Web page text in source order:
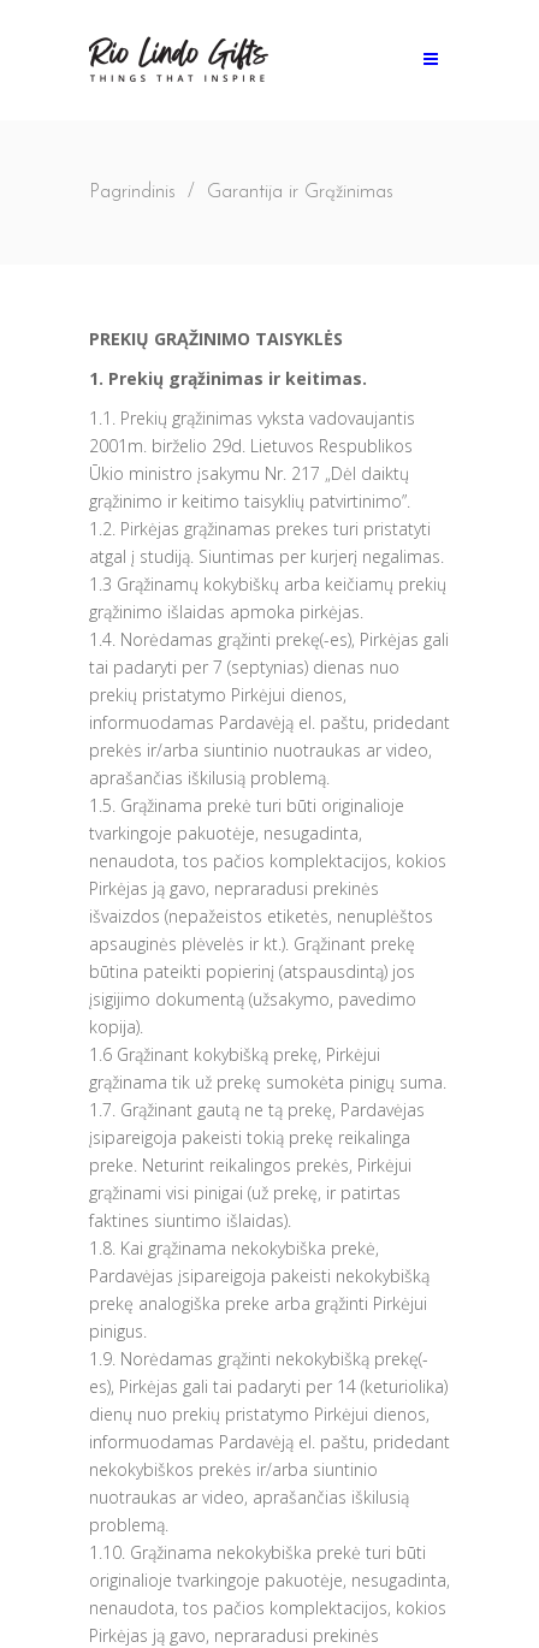
Pagrindinis / Garantija ir Grąžinimas
PREKIŲ GRĄŽINIMO TAISYKLĖS
1. Prekių grąžinimas ir keitimas.
1.1. Prekių grąžinimas vyksta vadovaujantis
2001m. birželio 29d. Lietuvos Respublikos
Ūkio ministro įsakymu Nr. 217 „Dėl daiktų
grąžinimo ir keitimo taisyklių patvirtinimo”.
1.2. Pirkėjas grąžinamas prekes turi pristatyti
atgal į studiją. Siuntimas per kurjerį negalimas.
1.3 Grąžinamų kokybiškų arba keičiamų prekių
grąžinimo išlaidas apmoka pirkėjas.
1.4. Norėdamas grąžinti prekę(-es), Pirkėjas gali
tai padaryti per 7 (septynias) dienas nuo
prekių pristatymo Pirkėjui dienos,
informuodamas Pardavėją el. paštu, pridedant
prekės ir/arba siuntinio nuotraukas ar video,
aprašančias iškilusią problemą.
1.5. Grąžinama prekė turi būti originalioje
tvarkingoje pakuotėje, nesugadinta,
nenaudota, tos pačios komplektacijos, kokios
Pirkėjas ją gavo, nepraradusi prekinės
išvaizdos (nepažeistos etiketės, nenuplėštos
apsauginės plėvelės ir kt.). Grąžinant prekę
būtina pateikti popierinį (atspausdintą) jos
įsigijimo dokumentą (užsakymo, pavedimo
kopija).
1.6 Grąžinant kokybišką prekę, Pirkėjui
grąžinama tik už prekę sumokėta pinigų suma.
1.7. Grąžinant gautą ne tą prekę, Pardavėjas
įsipareigoja pakeisti tokią prekę reikalinga
preke. Neturint reikalingos prekės, Pirkėjui
grąžinami visi pinigai (už prekę, ir patirtas
faktines siuntimo išlaidas).
1.8. Kai grąžinama nekokybiška prekė,
Pardavėjas įsipareigoja pakeisti nekokybišką
prekę analogiška preke arba grąžinti Pirkėjui
pinigus.
1.9. Norėdamas grąžinti nekokybišką prekę(-
es), Pirkėjas gali tai padaryti per 14 (keturiolika)
dienų nuo prekių pristatymo Pirkėjui dienos,
informuodamas Pardavėją el. paštu, pridedant
nekokybiškos prekės ir/arba siuntinio
nuotraukas ar video, aprašančias iškilusią
problemą.
1.10. Grąžinama nekokybiška prekė turi būti
originalioje tvarkingoje pakuotėje, nesugadinta,
nenaudota, tos pačios komplektacijos, kokios
Pirkėjas ją gavo, nepraradusi prekinės